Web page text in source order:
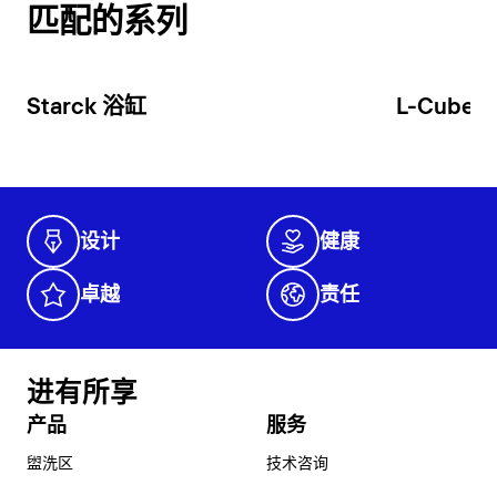
匹配的系列
Starck 浴缸 L-Cube
设计 健康
卓越 责任
进有所享
产品
盥洗区
服务
技术咨询